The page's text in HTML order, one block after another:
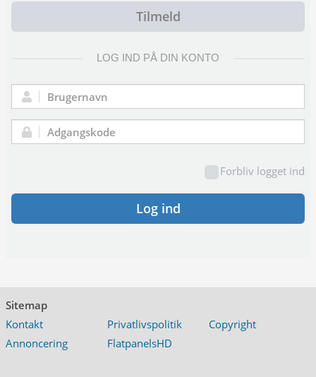
Tilmeld
LOG IND PÅ DIN KONTO
Brugernavn:
Adgangskode:
Forbliv logget ind
Log ind
Sitemap
Kontakt
Privatlivspolitik
Copyright
Annoncering
FlatpanelsHD